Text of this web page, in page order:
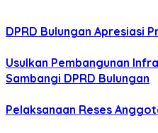
DPRD Bulungan Apresiasi
Usulkan Pembangunan
Sambangi DPRD Bulungan
Pelaksanaan Reses